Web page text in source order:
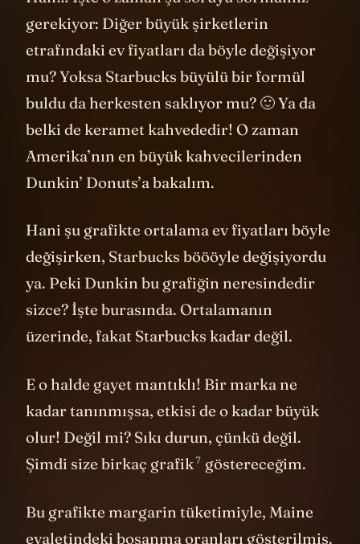
gerekiyor: Diğer büyük şirketlerin
etrafındaki ev fiyatları da böyle değişiyor
mu? Yoksa Starbucks büyülü bir formül
buldu da herkesten saklıyor mu? 🙂 Ya da
belki de keramet kahvededir! O zaman
Amerika’nın en büyük kahvecilerinden
Dunkin’ Donuts’a bakalım.
Hani şu grafikte ortalama ev fiyatları böyle
değişirken, Starbucks böööyle değişiyordu
ya. Peki Dunkin bu grafiğin neresindedir
sizce? İşte burasında. Ortalamanın
üzerinde, fakat Starbucks kadar değil.
E o halde gayet mantıklı! Bir marka ne
kadar tanınmışsa, etkisi de o kadar büyük
olur! Değil mi? Sıkı durun, çünkü değil.
Şimdi size birkaç grafik7 göstereceğim.
Bu grafikte margarin tüketimiyle, Maine
eyaletindeki boşanma oranları gösterilmiş.